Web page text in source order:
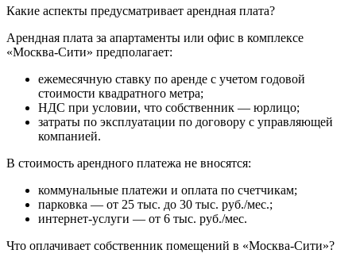
Какие аспекты предусматривает арендная плата?
Арендная плата за апартаменты или офис в комплексе
«Москва-Сити» предполагает:
ежемесячную ставку по аренде с учетом годовой
стоимости квадратного метра;
НДС при условии, что собственник — юрлицо;
затраты по эксплуатации по договору с управляющей
компанией.
В стоимость арендного платежа не вносятся:
коммунальные платежи и оплата по счетчикам;
парковка — от 25 тыс. до 30 тыс. руб./мес.;
интернет-услуги — от 6 тыс. руб./мес.
Что оплачивает собственник помещений в «Москва-Сити»?